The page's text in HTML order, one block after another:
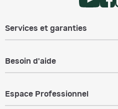
Services et garanties
Besoin d'aide
Espace Professionnel